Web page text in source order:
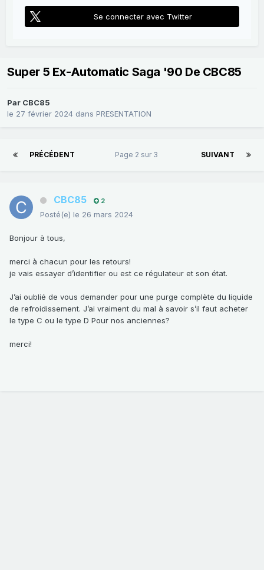
Se connecter avec Twitter
Super 5 Ex-Automatic Saga '90 De CBC85
Par CBC85
le 27 février 2024 dans PRESENTATION
PRÉCÉDENT SUIVANT
Page 2 sur 3
CBC85 2
Posté(e) le 26 mars 2024
Bonjour à tous,
merci à chacun pour les retours!
je vais essayer d’identifier ou est ce régulateur et son état.
J’ai oublié de vous demander pour une purge complète du liquide
de refroidissement. J’ai vraiment du mal à savoir s’il faut acheter
le type C ou le type D Pour nos anciennes?
merci!